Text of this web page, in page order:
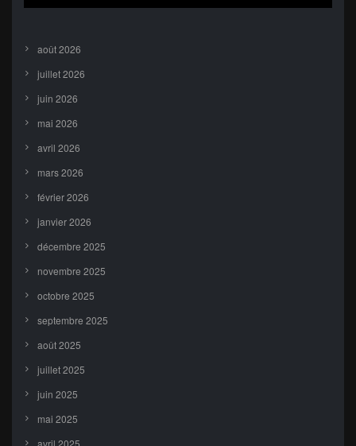
août 2026
juillet 2026
juin 2026
mai 2026
avril 2026
mars 2026
février 2026
janvier 2026
décembre 2025
novembre 2025
octobre 2025
septembre 2025
août 2025
juillet 2025
juin 2025
mai 2025